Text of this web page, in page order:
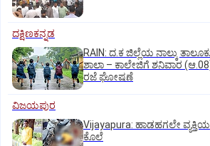
ದಕ್ಷಿಣಕನ್ನಡ
RAIN: ದ.ಕ ಜಿಲ್ಲೆಯ ನಾಲ್ಕು
ಶಾಲಾ – ಕಾಲೇಜಿಗೆ ಶನಿವಾರ
ರಜೆ ಘೋಷಣೆ
ವಿಜಯಪುರ
Vijayapura: ಹಾಡಹಗಲೇ ವ್ಯಕ್ತಿಯ
ಕೊಲೆ